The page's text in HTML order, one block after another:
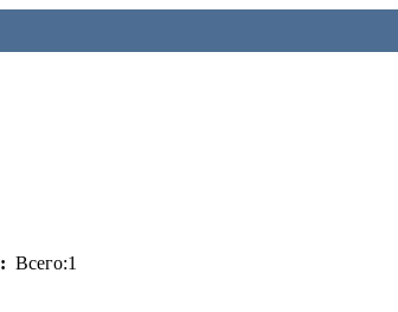
: Всего:1